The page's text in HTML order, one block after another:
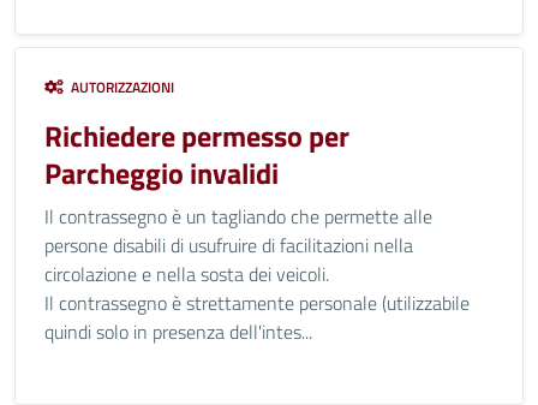
AUTORIZZAZIONI
Richiedere permesso per
Parcheggio invalidi
Il contrassegno è un tagliando che permette alle
persone disabili di usufruire di facilitazioni nella
circolazione e nella sosta dei veicoli.
Il contrassegno è strettamente personale (utilizzabile
quindi solo in presenza dell'intes...